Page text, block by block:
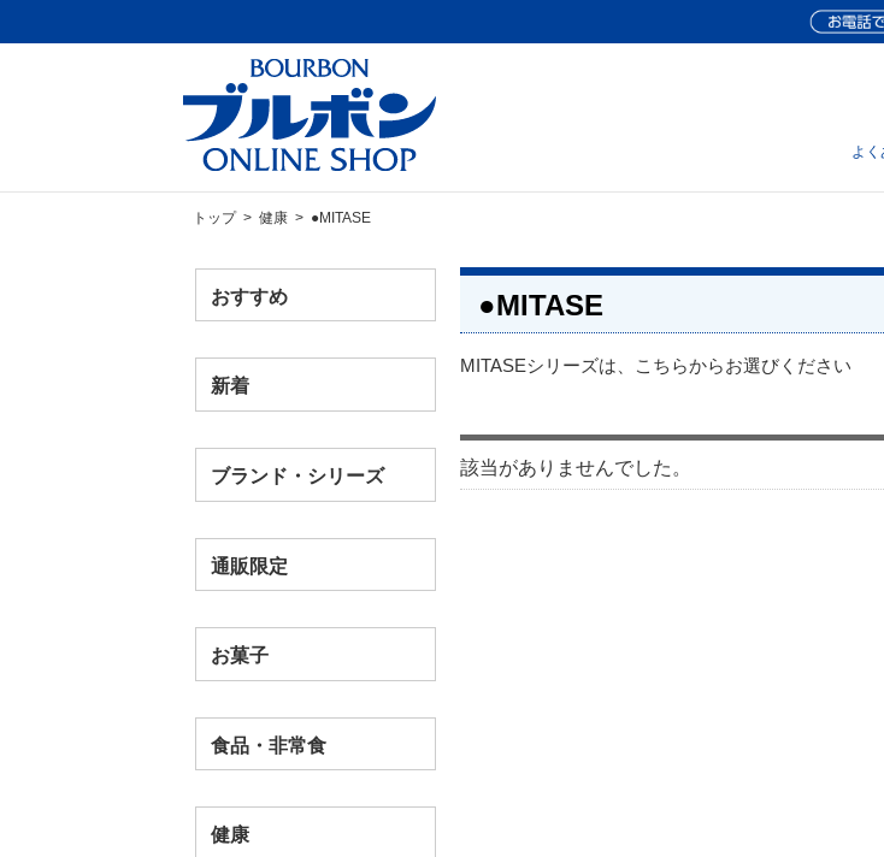
よく
トップ> 健康> ●MITASE
おすすめ
新着
ブランド・シリーズ
通販限定
お菓子
食品・非常食
健康
●MITASE
MITASEシリーズは、こちらからお選びください
該当がありませんでした。